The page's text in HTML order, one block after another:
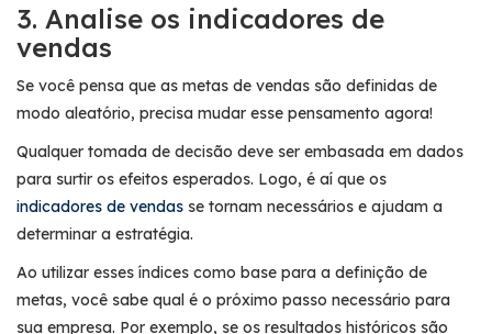
3. Analise os indicadores de
vendas
Se você pensa que as metas de vendas são definidas de
modo aleatório, precisa mudar esse pensamento agora!
Qualquer tomada de decisão deve ser embasada em dados
para surtir os efeitos esperados. Logo, é aí que os
indicadores de vendas se tornam necessários e ajudam a
determinar a estratégia.
Ao utilizar esses índices como base para a definição de
metas, você sabe qual é o próximo passo necessário para
sua empresa. Por exemplo, se os resultados históricos são